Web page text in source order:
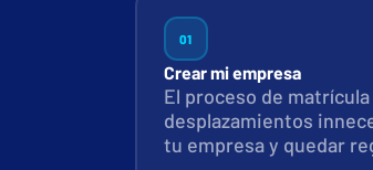
01
Crear mi empresa
El proceso de
desplazamientos
tu empresa y quedar